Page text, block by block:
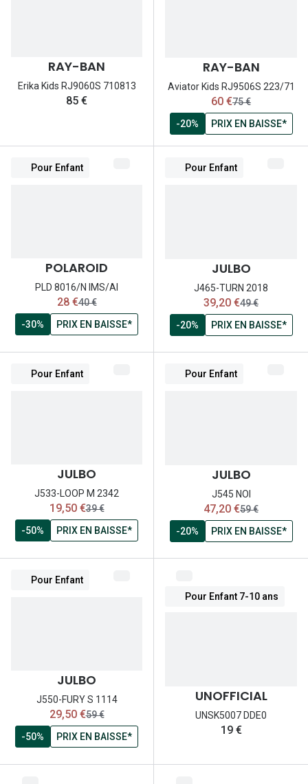
Tous nos
RAY-BAN
Erika Kids RJ9060S 710813
85 €
RAY-BAN
Aviator Kids RJ9506S 223/71
maintenant:
60 €ancien prix:
75 €
-20%
PRIX EN BAISSE*
Pour Enfant
POLAROID
PLD 8016/N IMS/AI
maintenant:
28 €ancien prix:
40 €
-30%
PRIX EN BAISSE*
Pour Enfant
JULBO
J465-TURN 2018
maintenant:
39,20 €ancien prix:
49 €
-20%
PRIX EN BAISSE*
Pour Enfant
JULBO
J533-LOOP M 2342
maintenant:
19,50 €ancien prix:
39 €
-50%
PRIX EN BAISSE*
Pour Enfant
JULBO
J545 NOI
maintenant:
47,20 €ancien prix:
59 €
-20%
PRIX EN BAISSE*
Pour Enfant
JULBO
J550-FURY S 1114
maintenant:
29,50 €ancien prix:
59 €
-50%
PRIX EN BAISSE*
Pour Enfant 7-10 ans
UNOFFICIAL
UNSK5007 DDE0
19 €